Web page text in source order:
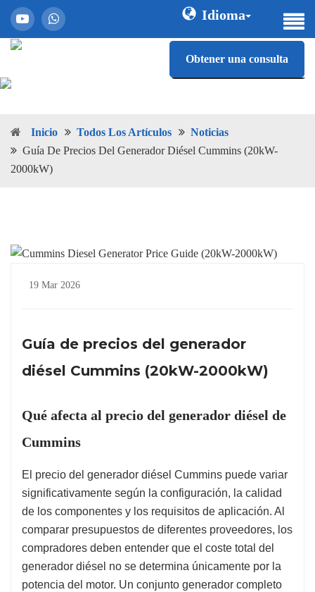
Idioma
Obtener una consulta
Inicio Todos Los Artículos
Noticias
Guía De Precios Del Generador Diésel Cummins (20kW-
2000kW)
19 Mar 2026
Guía de precios del generador
diésel Cummins (20kW-2000kW)
Qué afecta al precio del generador diésel de
Cummins
El precio del generador diésel Cummins puede variar
significativamente según la configuración, la calidad
de los componentes y los requisitos de aplicación. Al
comparar presupuestos de diferentes proveedores, los
compradores deben entender que el coste total del
generador diésel no se determina únicamente por la
potencia del motor. Un conjunto generador completo